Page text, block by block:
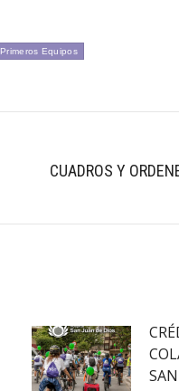
Primeros Equipos
Publicación
CUADROS Y